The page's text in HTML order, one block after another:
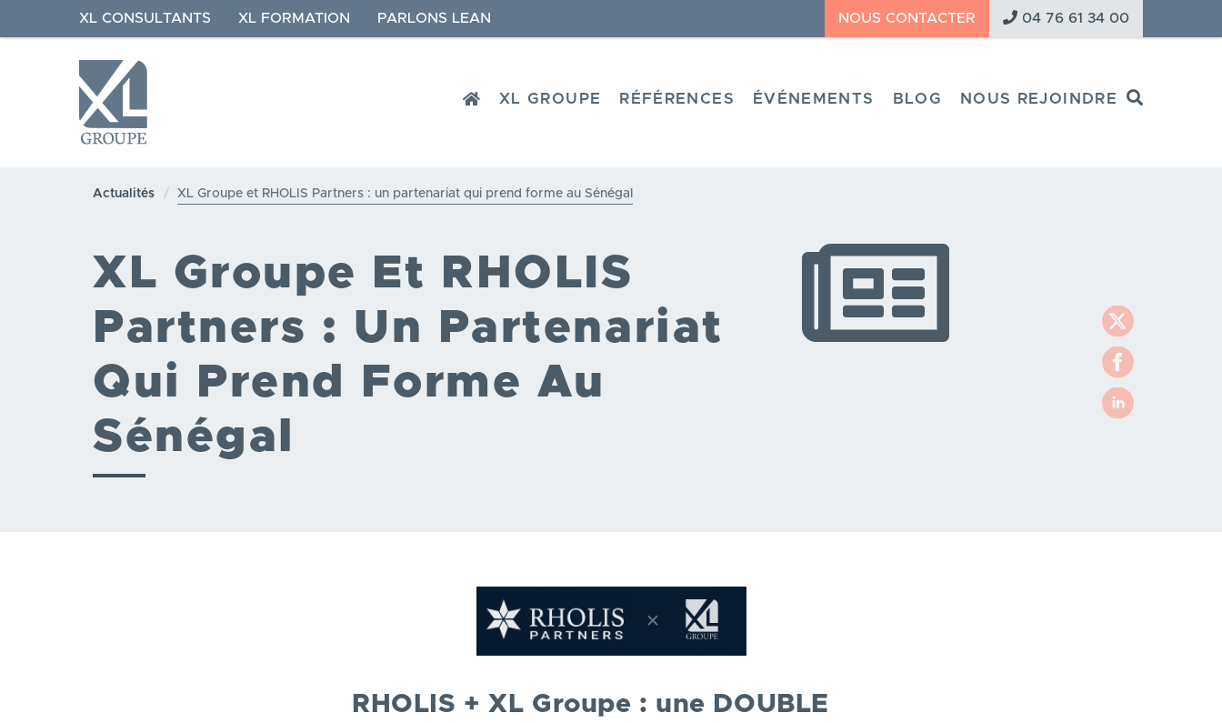
au
XL CONSULTANTS XL FORMATION PARLONS LEAN NOUS CONTACTER 04 76 61 34 00
NAVIGATION
HOME
XL GROUPE RÉFÉRENCES ÉVÉNEMENTS BLOG NOUS REJOINDRE
Actualités XL Groupe et RHOLIS Partners : un partenariat qui prend forme au Sénégal
XL Groupe Et RHOLIS
Partners : Un Partenariat
Qui Prend Forme Au
Sénégal
RHOLIS + XL Groupe : une DOUBLE